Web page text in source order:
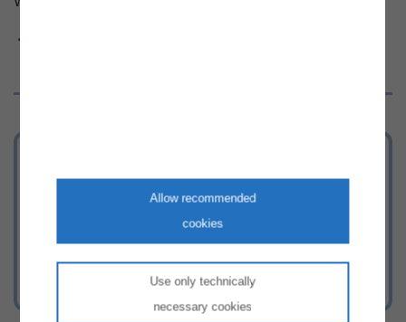
Allow recommended
cookies
Use only technically
necessary cookies
Berechnen Sie Ihr günstigstes Strom-
und Gasangebot